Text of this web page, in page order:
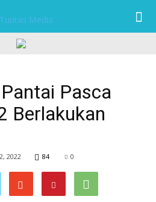
Pasca
Berlakukan
2022 84 0